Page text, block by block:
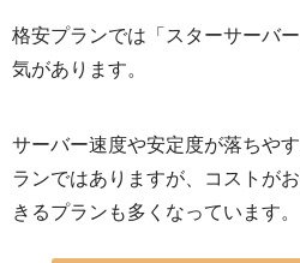
格安プランでは「スターサーバ
気があります。
サーバー速度や安定度が落ちや
ランではありますが、コストが
きるプランも多くなっています。